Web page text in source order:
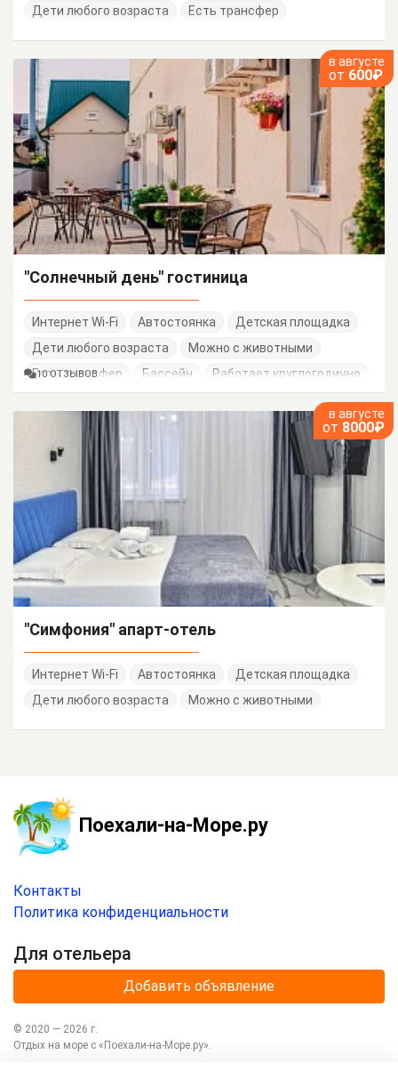
Дети любого возраста
Есть трансфер
в августе
от 600₽
"Солнечный день" гостиница
Интернет Wi-Fi Автостоянка
Детская площадка
Дети любого возраста
Можно с животными
Есть трансфер
Бассейн
Работает круглогодично
10 ОТЗЫВОВ
в августе
от 8000₽
"Симфония" апарт-отель
Интернет Wi-Fi Автостоянка
Детская площадка
Дети любого возраста
Можно с животными
Поехали-на-Море.ру
Контакты
Политика конфиденциальности
Для отельера
Добавить объявление
© 2020 — 2026 г.
Отдых на море с «Поехали-на-Море.ру».